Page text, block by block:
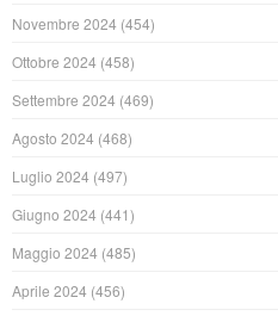
Novembre 2024 (454)
Ottobre 2024 (458)
Settembre 2024 (469)
Agosto 2024 (468)
Luglio 2024 (497)
Giugno 2024 (441)
Maggio 2024 (485)
Aprile 2024 (456)